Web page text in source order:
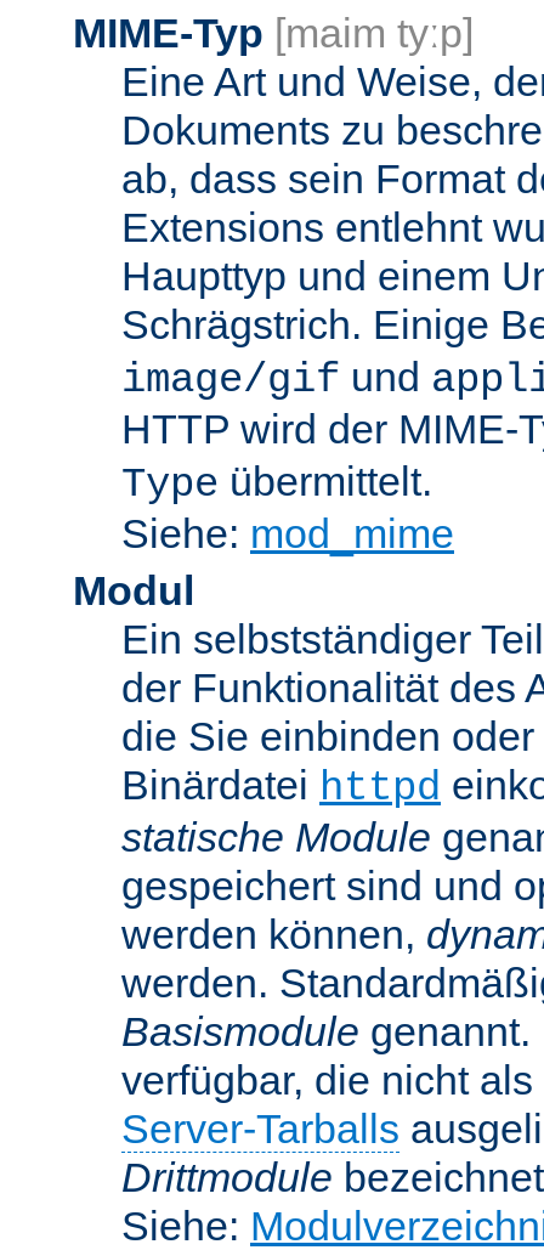
MIME-Typ [maim tyːp]
Eine Art und Weise,
Dokuments zu
ab, dass sein Format
Extensions entlehnt
Haupttyp und einem
Schrägstrich. Einige
image/gif und
HTTP wird der MIME-
Type übermittelt.
Siehe: mod_mime
Modul
Ein selbstständiger
der Funktionalität des
die Sie einbinden
Binärdatei httpd
statische Module
gespeichert sind und
werden können,
werden.
Basismodule genannt.
verfügbar, die nicht
Server-Tarballs
Drittmodule
Siehe: